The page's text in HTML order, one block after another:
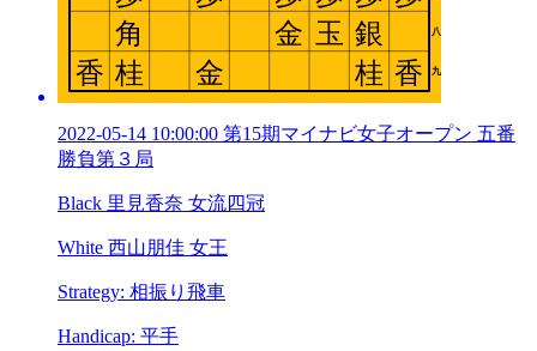
2022-05-14 10:00:00 第15期マイナビ女子オープン 五番
勝負第３局
Black 里見香奈 女流四冠
White 西山朋佳 女王
Strategy: 相振り飛車
Handicap: 平手